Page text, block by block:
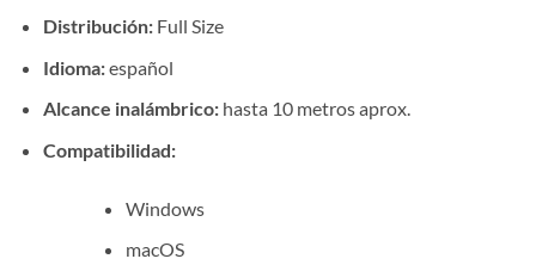
Distribución:Full Size
Idioma:español
Alcance inalámbrico:hasta 10 metros aprox.
Compatibilidad:
Windows
macOS